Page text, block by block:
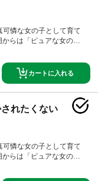
男子の新時代青春ラ
外編を収録しております
憐な女の子として育て
らは「ピュアな女の
していると、同じクラス
せてしまい！？ 彼が自
ほど泣かせたくなる！ ぐ
ちゃう姿…きっとかわい
は…絶対に素質がある―
男子の新時代青春ラ
カートに入れる
れたくない
憐な女の子として育て
らは「ピュアな女の